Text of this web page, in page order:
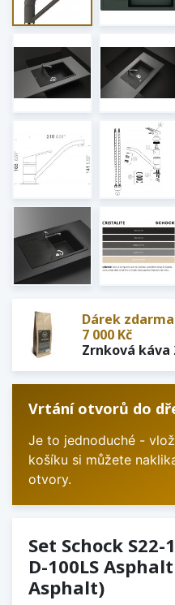
Dárek
7 000 Kč
Zrnková káva
Vrtání otvorů do
Je to jednoduché -
košíku si můžete
otvory.
Set Schock
D-100LS
Asphalt)